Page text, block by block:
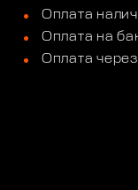
Оплата
Оплата на
Оплата